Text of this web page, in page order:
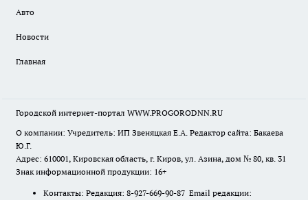
Авто
Новости
Главная
Городской интернет-портал WWW.PROGORODNN.RU
О компании: Учредитель: ИП Звеняцкая Е.А. Редактор сайта: Бакаева
Ю.Г.
Адрес: 610001, Кировская область, г. Киров, ул. Азина, дом № 80, кв. 31
Знак информационной продукции: 16+
Контакты: Редакция: 8-927-669-90-87 Email редакции: